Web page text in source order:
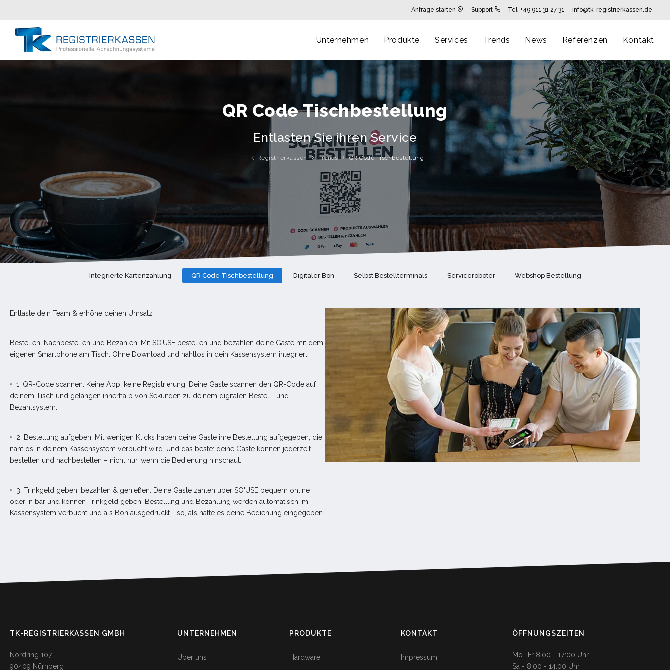
Anfrage starten Support Tel. +49 911 31 27 31 info@tk-registrierkassen.de
TECHNISCHE HOTLINE
info@tk-registrierkassen.de
Unternehmen Produkte Services Trends News Referenzen Kontakt
QR Code Tischbestellung
Entlasten Sie ihren Service
TK-Registrierkassen Trends QR Code Tischbestellung
Integrierte Kartenzahlung QR Code Tischbestellung Digitaler Bon Selbst Bestellterminals Serviceroboter Webshop Bestellung
Entlaste dein Team & erhöhe deinen Umsatz
Bestellen, Nachbestellen und Bezahlen: Mit SO’USE bestellen und bezahlen deine Gäste mit dem
eigenen Smartphone am Tisch. Ohne Download und nahtlos in dein Kassensystem integriert.
• 1. QR-Code scannen. Keine App, keine Registrierung: Deine Gäste scannen den QR-Code auf
deinem Tisch und gelangen innerhalb von Sekunden zu deinem digitalen Bestell- und
Bezahlsystem.
• 2. Bestellung aufgeben. Mit wenigen Klicks haben deine Gäste ihre Bestellung aufgegeben, die
nahtlos in deinem Kassensystem verbucht wird. Und das beste: deine Gäste können jederzeit
bestellen und nachbestellen – nicht nur, wenn die Bedienung hinschaut.
• 3. Trinkgeld geben, bezahlen & genießen. Deine Gäste zahlen über SO'USE bequem online
oder in bar und können Trinkgeld geben. Bestellung und Bezahlung werden automatisch im
Kassensystem verbucht und als Bon ausgedruckt - so, als hätte es deine Bedienung eingegeben.
TK-REGISTRIERKASSEN GMBH
Nordring 107
90409 Nürnberg
UNTERNEHMEN
Über uns
PRODUKTE
Hardware
KONTAKT
Impressum
ÖFFNUNGSZEITEN
Mo -Fr 8:00 - 17:00 Uhr
Sa - 8:00 - 14:00 Uhr